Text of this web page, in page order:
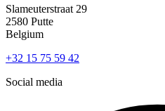
Slameuterstraat 29
2580 Putte
Belgium
+32 15 75 59 42
Social media